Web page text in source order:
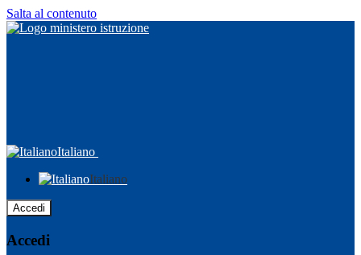
Salta al contenuto
Italiano
Italiano
Accedi
Accedi